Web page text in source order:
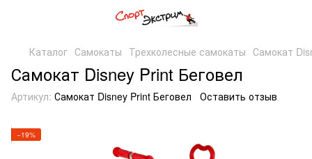
Каталог Самокаты Трехколесные самокаты Самокат
Самокат Disney Print Беговел
Артикул: Самокат Disney Print Беговел Оставить отзыв
−19%